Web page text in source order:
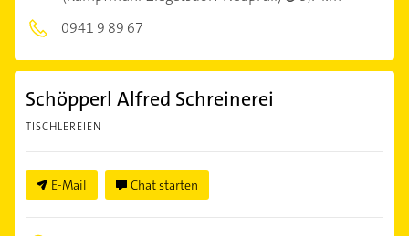
0941 9 89 67
Schöpperl Alfred Schreinerei
TISCHLEREIEN
E-Mail Chat starten